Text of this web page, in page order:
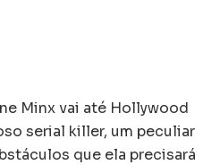
Minx vai até Hollywood
serial killer, um peculiar
que ela precisará